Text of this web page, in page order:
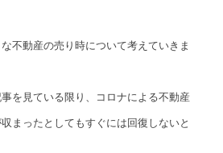
不動産の売り時について考えていきま
を見ている限り、コロナによる不動産
まったとしてもすぐには回復しないと